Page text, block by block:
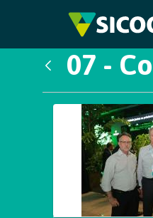
Pular para o Conteúdo
07 -
Galeria de Mídias